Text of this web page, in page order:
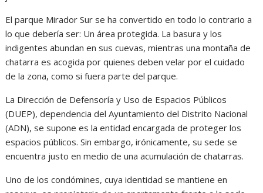
El parque Mirador Sur se ha convertido en todo lo contrario a
lo que debería ser: Un área protegida. La basura y los
indigentes abundan en sus cuevas, mientras una montaña de
chatarra es acogida por quienes deben velar por el cuidado
de la zona, como si fuera parte del parque.
La Dirección de Defensoría y Uso de Espacios Públicos
(DUEP), dependencia del Ayuntamiento del Distrito Nacional
(ADN), se supone es la entidad encargada de proteger los
espacios públicos. Sin embargo, irónicamente, su sede se
encuentra justo en medio de una acumulación de chatarras.
Uno de los condómines, cuya identidad se mantiene en